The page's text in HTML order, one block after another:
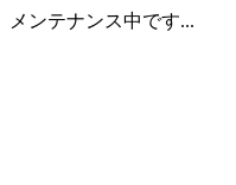
メンテナンス中です...